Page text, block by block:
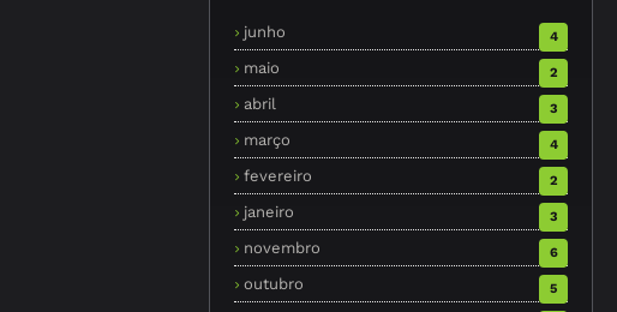
junho 4
maio 2
abril 3
março 4
fevereiro 2
janeiro 3
novembro 6
outubro 5